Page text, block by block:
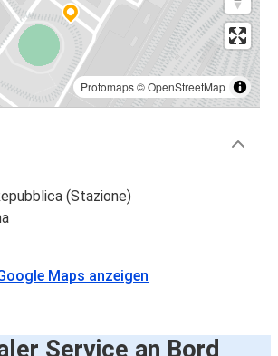
Protomaps©OpenStreetMap
(Stazione)
Maps anzeigen
Service an Bord